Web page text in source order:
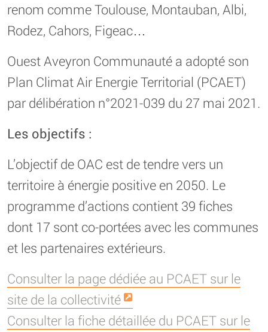
renom comme Toulouse, Montauban, Albi,
Rodez, Cahors, Figeac…
Ouest Aveyron Communauté a adopté son
Plan Climat Air Energie Territorial (PCAET)
par délibération n°2021-039 du 27 mai 2021.
Les objectifs :
L’objectif de OAC est de tendre vers un
territoire à énergie positive en 2050. Le
programme d’actions contient 39 fiches
dont 17 sont co-portées avec les communes
et les partenaires extérieurs.
Consulter la page dédiée au PCAET sur le
site de la collectivité
Consulter la fiche détaillée du PCAET sur le